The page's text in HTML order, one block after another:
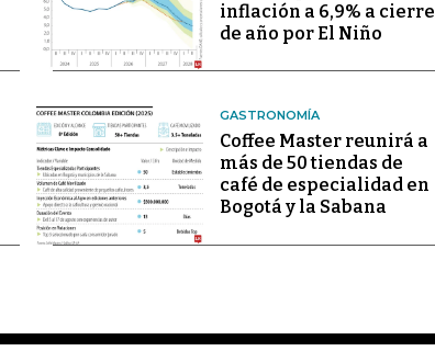
inflación a 6,9% a cierre
de año por El Niño
GASTRONOMÍA
Coffee Master reunirá a
más de 50 tiendas de
café de especialidad en
Bogotá y la Sabana